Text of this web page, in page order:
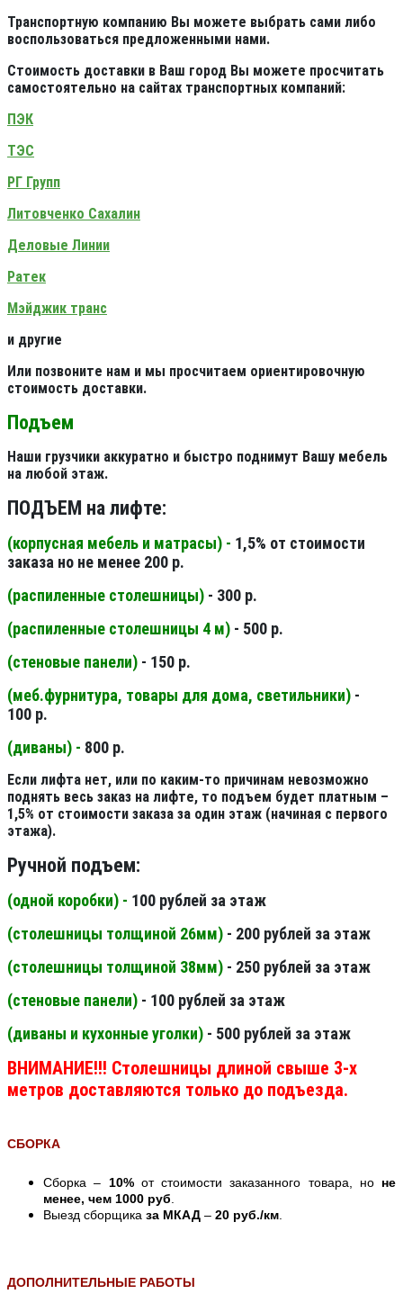
Транспортную компанию Вы можете выбрать сами либо
воспользоваться предложенными нами.
Стоимость доставки в Ваш город Вы можете просчитать
самостоятельно на сайтах транспортных компаний:
ПЭК
ТЭС
РГ Групп
Литовченко Сахалин
Деловые Линии
Ратек
Мэйджик транс
и другие
Или позвоните нам и мы просчитаем ориентировочную
стоимость доставки.
Подъем
Наши грузчики аккуратно и быстро поднимут Вашу мебель
на любой этаж.
ПОДЪЕМ на лифте:
(корпусная мебель и матрасы) - 1,5% от стоимости
заказа но не менее 200 р.
(распиленные столешницы) - 300 р.
(распиленные столешницы 4 м) - 500 р.
(стеновые панели) - 150 р.
(меб.фурнитура, товары для дома, светильники) -
100 р.
(диваны) - 800 р.
Если лифта нет, или по каким-то причинам невозможно
поднять весь заказ на лифте, то подъем будет платным –
1,5% от стоимости заказа за один этаж (начиная с первого
этажа).
Ручной подъем:
(одной коробки) - 100 рублей за этаж
(столешницы толщиной 26мм) - 200 рублей за этаж
(столешницы толщиной 38мм) - 250 рублей за этаж
(стеновые панели) - 100 рублей за этаж
(диваны и кухонные уголки) - 500 рублей за этаж
ВНИМАНИЕ!!! Столешницы длиной свыше 3-х
метров доставляются только до подъезда.
СБОРКА
Сборка – 10%от стоимости заказанного товара, но не
менее, чем 1000 руб
Выезд сборщика за МКАД – 20 руб./км
ДОПОЛНИТЕЛЬНЫЕ РАБОТЫ